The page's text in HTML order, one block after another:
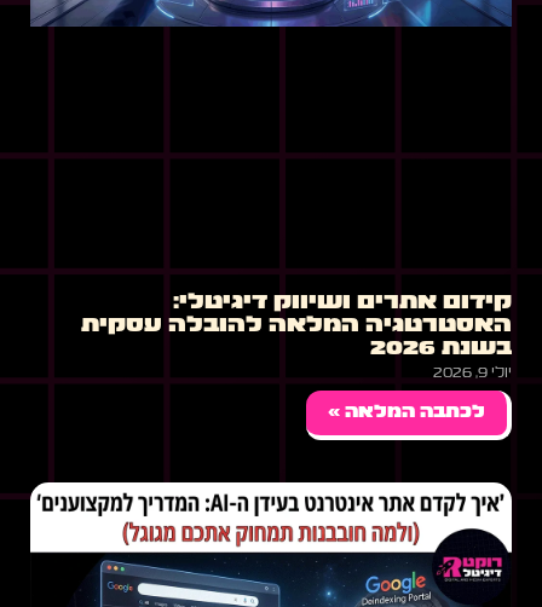
קידום אתרים ושיווק דיגיטלי:
האסטרטגיה המלאה להובלה עסקית
בשנת 2026
יולי 9, 2026
לכתבה המלאה »